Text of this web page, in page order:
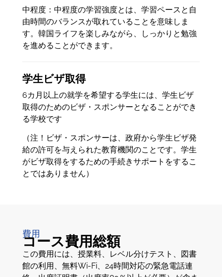
中程度：中程度の学習強度とは、学習ペースと自
由時間のバランスが取れていることを意味しま
す。韓国ライフを楽しみながら、しっかりと勉強
を進めることができます。
学生ビザ取得
6カ月以上の就学を希望する学生には、学生ビザ
取得のためのビザ・スポンサーとなることができ
る学校です
（注！ビザ・スポンサーは、政府から学生ビザ発
給の許可を与えられた教育機関のことです。学生
がビザ取得をするための手続きサポートをするこ
とではありません）
費用
コース費用総額
この費用には、授業料、レベル分けテスト、図書
館の利用、無料Wi-Fi、24時間対応の緊急電話連